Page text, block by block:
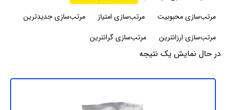
در حال نمایش یک نتیجه
مرتب‌سازی محبوبیت
مرتب‌سازی امتیاز
مرتب‌سازی جدیدترین
مرتب‌سازی ارزانترین
مرتب‌سازی گرانترین